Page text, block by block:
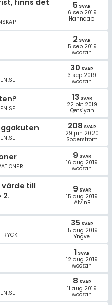
5 SVAR
6 sep 2019
Hannaabl
2 SVAR
5 sep 2019
woozah
30 SVAR
3 sep 2019
woozah
13 SVAR
22 okt 2019
Qetsiyah
208 SVAR
29 jun 2020
Soderstrom
9 SVAR
16 aug 2019
woozah
till
2.
9 SVAR
15 aug 2019
AlvinB
35 SVAR
15 aug 2019
Yngve
1 SVAR
12 aug 2019
woozah
8 SVAR
11 aug 2019
woozah